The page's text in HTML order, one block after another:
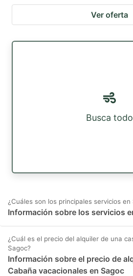
Ver oferta
Busca todo
¿Cuáles son los principales servicios en
Información sobre los servicios
¿Cuál es el precio del alquiler de una
Sagoc?
Información sobre el precio de
Cabaña vacacionales en Sagoc